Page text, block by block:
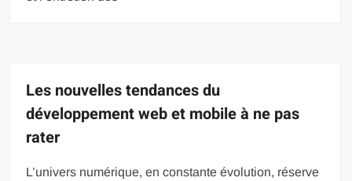
Les nouvelles tendances du
développement web et mobile à ne pas
rater
L’univers numérique, en constante évolution, réserve